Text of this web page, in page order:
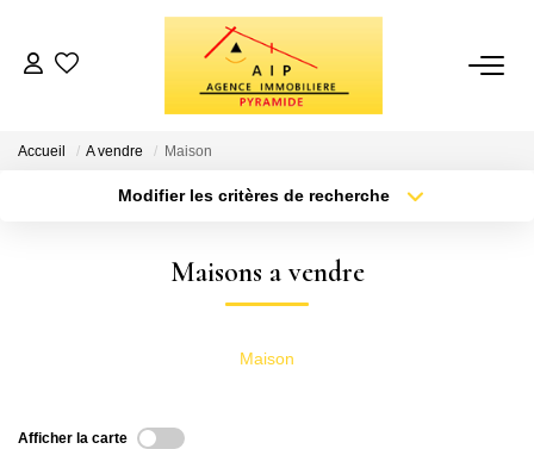
VENTES
BIENS VENDUS
ESTIMATION
Accueil A vendre Maison
Modifier les critères de recherche
Maisons a vendre
Maison
Afficher la carte